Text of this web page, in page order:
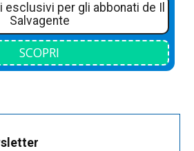
esclusivi per gli abbonati de Il
Salvagente
SCOPRI